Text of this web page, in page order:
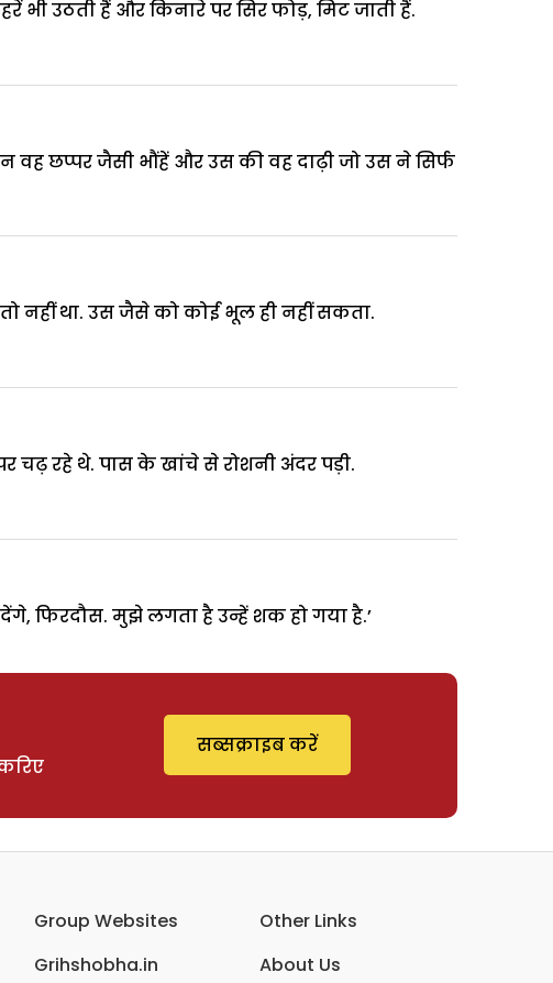
उठती हैं और किनारे पर सिर फोड़, मिट जाती हैं.
वह छप्पर जैसी भौंहें और उस की वह दाढ़ी जो उस ने सिर्फ
नहीं था. उस जैसे को कोई भूल ही नहीं सकता.
रहे थे. पास के खांचे से रोशनी अंदर पड़ी.
फिरदौस. मुझे लगता है उन्हें शक हो गया है.’
सब्सक्राइब करें
Group Websites
Grihshobha.in
Other Links
About Us